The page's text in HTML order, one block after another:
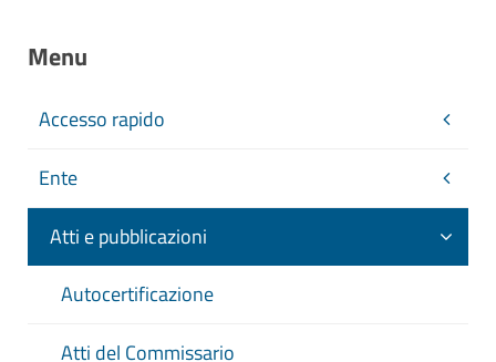
Numero
Ordinanza sindacale
Menu
Accesso rapido
Ente
Atti e pubblicazioni
Autocertificazione
Atti del Commissario